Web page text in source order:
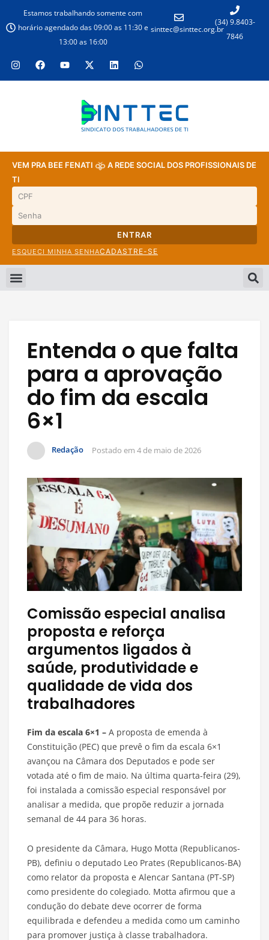
Estamos trabalhando somente com
horário agendado das 09:00 as 11:30 e
13:00 as 16:00
sinttec@sinttec.org.br
(34) 9.8403-
7846
VEM PRA BEE FENATI
A REDE SOCIAL DOS PROFISSIONAIS DE
TI
ENTRAR
ESQUECI MINHA SENHACADASTRE-SE
Entenda o que falta
para a aprovação
do fim da escala
6×1
Redação Postado em 4 de maio de 2026
Comissão especial analisa
proposta e reforça
argumentos ligados à
saúde, produtividade e
qualidade de vida dos
trabalhadores
Fim da escala 6×1 – A proposta de emenda à
Constituição (PEC) que prevê o fim da escala 6×1
avançou na Câmara dos Deputados e pode ser
votada até o fim de maio. Na última quarta-feira (29),
foi instalada a comissão especial responsável por
analisar a medida, que propõe reduzir a jornada
semanal de 44 para 36 horas.
O presidente da Câmara, Hugo Motta (Republicanos-
PB), definiu o deputado Leo Prates (Republicanos-BA)
como relator da proposta e Alencar Santana (PT-SP)
como presidente do colegiado. Motta afirmou que a
condução do debate deve ocorrer de forma
equilibrada e defendeu a medida como um caminho
para promover justiça à classe trabalhadora.